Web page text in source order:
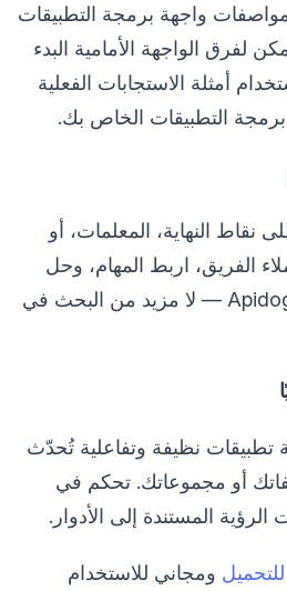
واجهة برمجة التطبيقات
لفرق الواجهة الأمامية البدء
أمثلة الاستجابات الفعلية
التطبيقات الخاص بك.
النهاية، المعلمات، أو
الفريق، اربط المهام، وحل
المشكلات مباشرة في Apidog — لا مزيد من البحث في
تطبيقات نظيفة وتفاعلية تُحدّث
أو مجموعاتك. تحكم في
المستندة إلى الأدوار.
ومجاني للاستخدام